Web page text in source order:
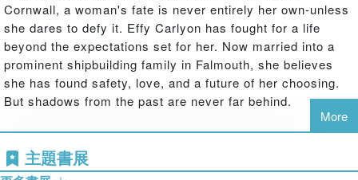
Cornwall, a woman's fate is never entirely her own-unless
she dares to defy it. Effy Carlyon has fought for a life
beyond the expectations set for her. Now married into a
prominent shipbuilding family in Falmouth, she believes
she has found safety, love, and a future of her choosing.
But shadows from the past are never far behind.
When a dangerous figure from her old life resurfaces,
seeking revenge and riches he believes are his, Effy is
forced into a deadly game of survival. The bustling docks
More
主題書展